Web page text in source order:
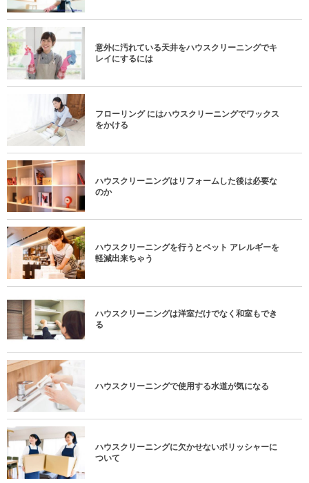
意外に汚れている天井をハウスクリーニングでキ
レイにするには
フローリング にはハウスクリーニングでワックス
をかける
ハウスクリーニングはリフォームした後は必要な
のか
ハウスクリーニングを行うとペット アレルギーを
軽減出来ちゃう
ハウスクリーニングは洋室だけでなく和室もでき
る
ハウスクリーニングで使用する水道が気になる
ハウスクリーニングに欠かせないポリッシャーに
ついて